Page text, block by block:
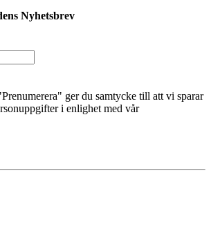
Nyhetsbrev
ger du samtycke till att vi sparar
i enlighet med vår